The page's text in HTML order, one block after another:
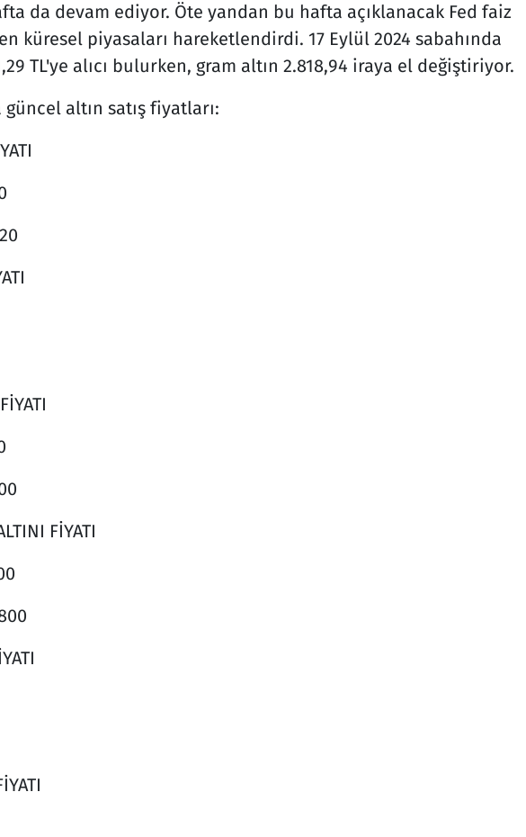
da devam ediyor. Öte yandan bu hafta açıklanacak Fed faiz
küresel piyasaları hareketlendirdi. 17 Eylül 2024 sabahında
TL'ye alıcı bulurken, gram altın 2.818,94 iraya el değiştiriyor.
altın satış fiyatları:
FİYATI